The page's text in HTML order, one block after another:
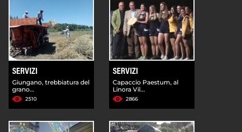
SERVIZI
Giungano, trebbiatura del
grano...
2510
SERVIZI
Capaccio Paestum, al
Linora Vil...
2866